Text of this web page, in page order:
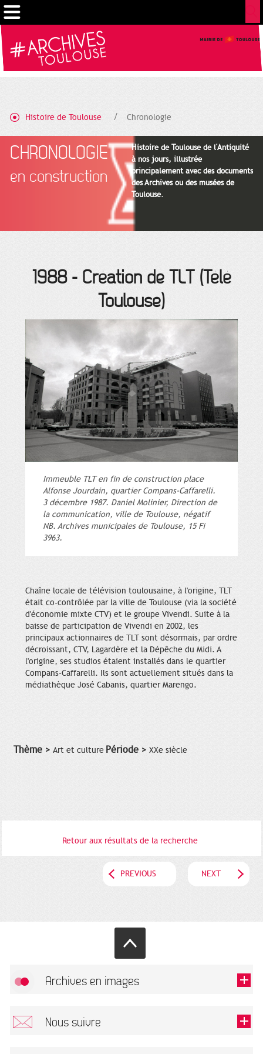
Histoire de Toulouse Chronologie
CHRONOLOGIE
en construction
Histoire de Toulouse de l'Antiquité
à nos jours, illustrée
principalement avec des documents
des Archives ou des musées de
Toulouse.
1988- Création de TLT (Télé
Toulouse)
Immeuble TLT en fin de construction place
Alfonse Jourdain, quartier Compans-Caffarelli.
3 décembre 1987. Daniel Molinier, Direction de
la communication, ville de Toulouse, négatif
NB. Archives municipales de Toulouse, 15 Fi
3963.
Chaîne locale de télévision toulousaine, à l'origine, TLT
était co-contrôlée par la ville de Toulouse (via la société
d'économie mixte CTV) et le groupe Vivendi. Suite à la
baisse de participation de Vivendi en 2002, les
principaux actionnaires de TLT sont désormais, par ordre
décroissant, CTV, Lagardère et la Dépêche du Midi. A
l'origine, ses studios étaient installés dans le quartier
Compans-Caffarelli. Ils sont actuellement situés dans la
médiathèque José Cabanis, quartier Marengo.
Thème > Art et culture Période > XXe siècle
Retour aux résultats de la recherche
PREVIOUS NEXT
Archives en images
Nous suivre
Cookies management panel